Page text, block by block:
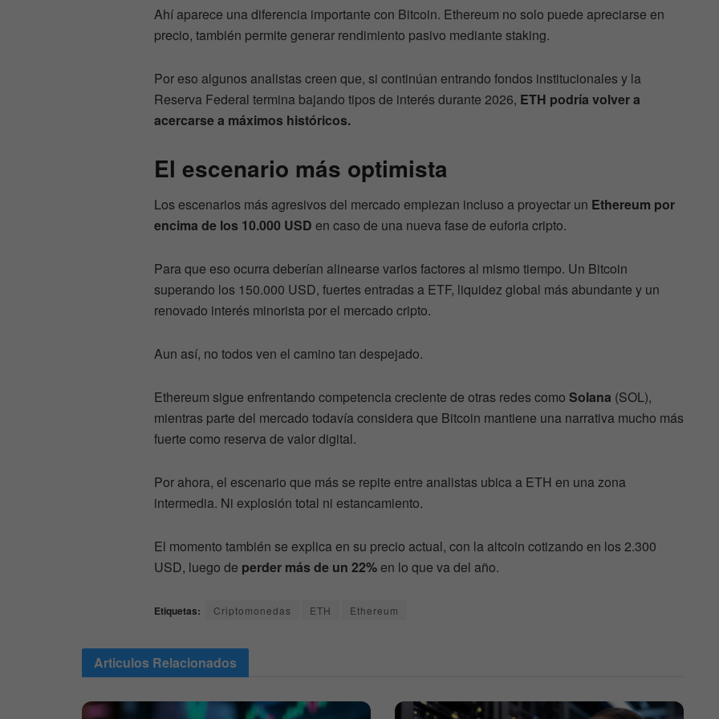
Ahí aparece una diferencia importante con Bitcoin. Ethereum no solo puede apreciarse en
precio, también permite generar rendimiento pasivo mediante staking.
Por eso algunos analistas creen que, si continúan entrando fondos institucionales y la
Reserva Federal termina bajando tipos de interés durante 2026, ETH podría volver a
acercarse a máximos históricos.
El escenario más optimista
Los escenarios más agresivos del mercado empiezan incluso a proyectar un Ethereum por
encima de los 10.000 USD en caso de una nueva fase de euforia cripto.
Para que eso ocurra deberían alinearse varios factores al mismo tiempo. Un Bitcoin
superando los 150.000 USD, fuertes entradas a ETF, liquidez global más abundante y un
renovado interés minorista por el mercado cripto.
Aun así, no todos ven el camino tan despejado.
Ethereum sigue enfrentando competencia creciente de otras redes como Solana (SOL),
mientras parte del mercado todavía considera que Bitcoin mantiene una narrativa mucho más
fuerte como reserva de valor digital.
Por ahora, el escenario que más se repite entre analistas ubica a ETH en una zona
intermedia. Ni explosión total ni estancamiento.
El momento también se explica en su precio actual, con la altcoin cotizando en los 2.300
USD, luego de perder más de un 22%en lo que va del año.
Etiquetas: Criptomonedas ETH Ethereum
Articulos Relacionados